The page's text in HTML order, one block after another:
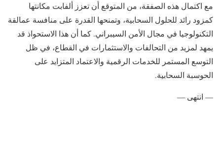
مع اكتمال هذه الصفقة، من المتوقع أن تعزز ألفابت مكانتها
كمزود رائد للحلول السحابية، وتمنحها القدرة على منافسة عمالقة
التكنولوجيا في مجال الأمن السيبراني. كما أن هذا الاستحواذ قد
يمهد لمزيد من التحالفات والاستثمارات في القطاع، في ظل
التوسع المستمر للخدمات الرقمية والاعتماد المتزايد على
الحوسبة السحابية.
— انتهى —